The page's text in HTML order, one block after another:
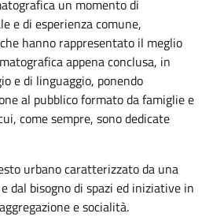
un momento di
e di esperienza comune,
hanno rappresentato il meglio
appena conclusa, in
e di linguaggio, ponendo
al pubblico formato da famiglie e
come sempre, sono dedicate
urbano caratterizzato da una
dal bisogno di spazi ed iniziative in
e socialità.